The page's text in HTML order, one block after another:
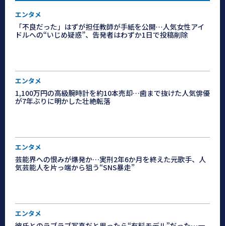
エンタメ
「不良だった」はずが担任教師が手紙を公開…人気女性アイ
ドルへの“いじめ疑惑”、告発者はわずか1日で投稿削除
エンタメ
1,100万円の高級腕時計を約10本売却…歯まで抜けた人気俳優
が7年ぶりに明かした壮絶転落
エンタメ
芸能界への恨みが爆発か…実刑2年6か月を終えた元歌手、人
気芸能人を片っ端から狙う“SNS暴走”
エンタメ